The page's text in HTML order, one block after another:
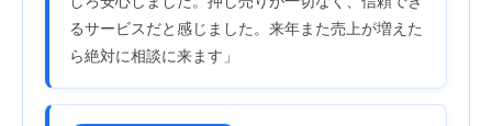
るサービスだと感じました。来年また売上が増えた
ら絶対に相談に来ます」